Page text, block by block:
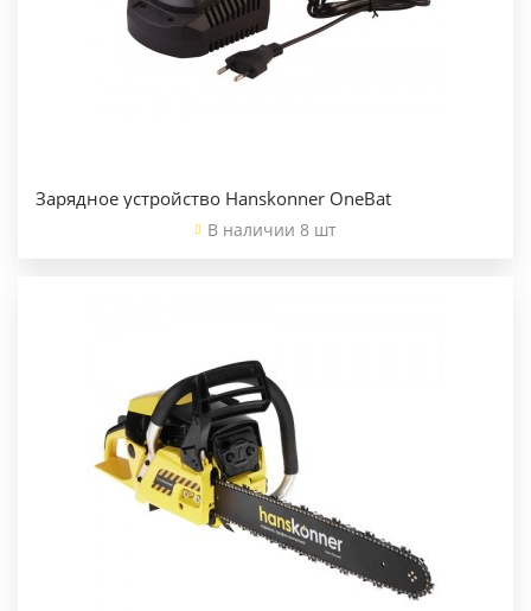
Зарядное устройство Hanskonner OneBat
В наличии 8 шт